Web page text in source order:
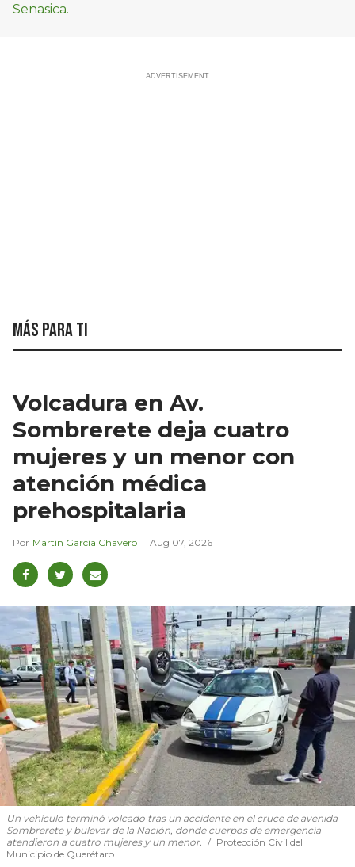
Más para ti
Volcadura en Av.
Sombrerete deja cuatro
mujeres y un menor con
atención médica
prehospitalaria
Martín García Chavero Aug 07, 2026
Un vehículo terminó volcado tras un accidente en el cruce de avenida
Sombrerete y bulevar de la Nación, donde cuerpos de emergencia
atendieron a cuatro mujeres y un menor.
Protección Civil del
Municipio de Querétaro